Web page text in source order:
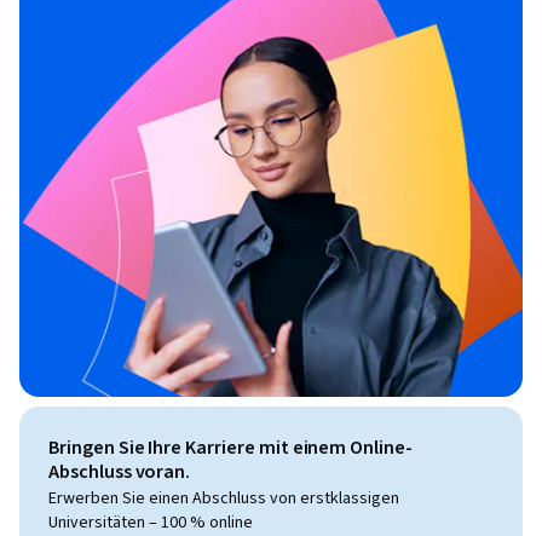
Bringen Sie Ihre Karriere mit einem Online-
Abschluss voran.
Erwerben Sie einen Abschluss von erstklassigen
Universitäten – 100 % online